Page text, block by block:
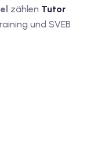
zählen Tutor
und SVEB